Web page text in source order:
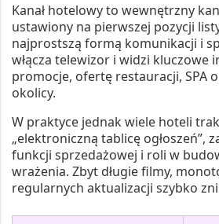
Kanał hotelowy to wewnętrzny
ustawiony na pierwszej pozycji
najprostszą formą komunikacji i
włącza telewizor i widzi kluczowe
promocje, ofertę restauracji, SPA
okolicy.
W praktyce jednak wiele hoteli
„elektroniczną tablicę ogłoszeń”,
funkcji sprzedażowej i roli w
wrażenia. Zbyt długie filmy,
regularnych aktualizacji szybko